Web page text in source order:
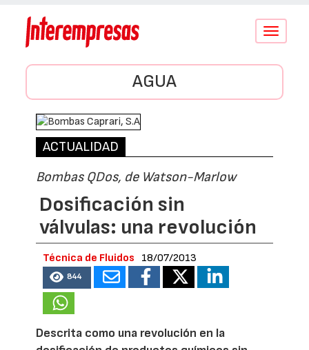
Conmutar
AGUA
ACTUALIDAD
Bombas QDos, de Watson-Marlow
Dosificación sin
válvulas: una revolución
Técnica de Fluidos 18/07/2013
844
Descrita como una revolución en la